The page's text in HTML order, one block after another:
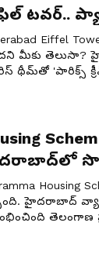
టవర్..
Eiffel
మీకు తెలుసా?
థీమ్‌తో 'పారిక్స్
సొంత
Housing
హైదరాబాద్‌
తెలంగాణ